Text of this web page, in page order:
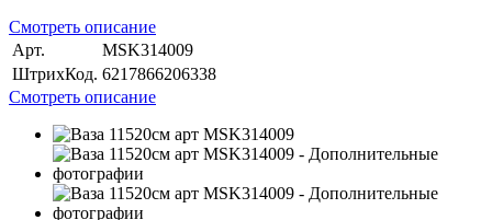
Смотреть описание
Арт.
MSK314009
ШтрихКод. 6217866206338
Смотреть описание